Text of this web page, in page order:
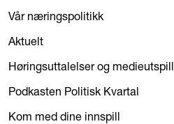
Vår næringspolitikk
Aktuelt
Høringsuttalelser og medieutspill
Podkasten Politisk Kvartal
Kom med dine innspill